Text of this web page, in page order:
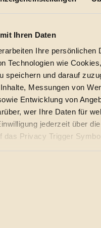
Ihren Daten
Ihre persönlichen
Technologien wie
speichern und darauf
Messungen von
Entwicklung von
wer Ihre Daten für
jederzeit über
das Privacy Trigger
auch gerne:
nach bestimmten
und bewussten
für Ideen, Menschen
sowie der Branche